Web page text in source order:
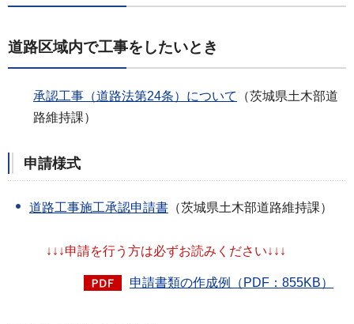
道路区域内で工事をしたいとき
承認工事（道路法第24条）について
（茨城県土木部道
路維持課）
申請様式
道路工事施工承認申請書 （茨城県土木部道路維持課）
↓↓↓申請を行う方は必ずお読みください↓↓↓
申請書類の作成例（PDF：855KB）